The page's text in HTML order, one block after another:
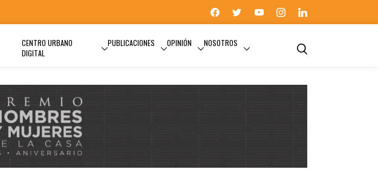
CENTRO URBANO
DIGITAL
PUBLICACIONES OPINIÓN NOSOTROS